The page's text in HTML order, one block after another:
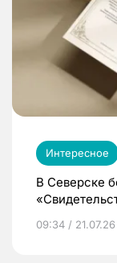
Интересное
В Северске
09:34 / 21.07.26